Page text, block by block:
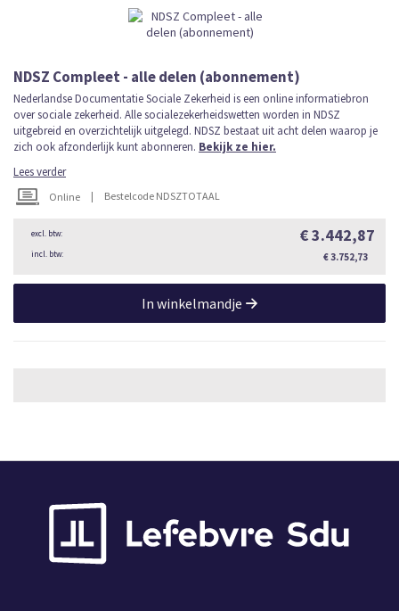
NDSZ Compleet - alle delen (abonnement)
Nederlandse Documentatie Sociale Zekerheid is een online informatiebron
over sociale zekerheid. Alle socialezekerheidswetten worden in NDSZ
uitgebreid en overzichtelijk uitgelegd. NDSZ bestaat uit acht delen waarop je
zich ook afzonderlijk kunt abonneren. Bekijk ze hier.
Lees verder
Online | Bestelcode NDSZTOTAAL
€ 3.442,87
€ 3.752,73
In winkelmandje